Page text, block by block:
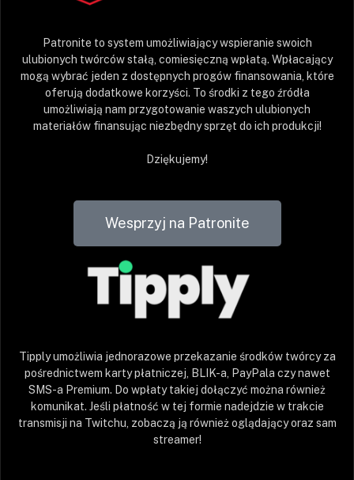
Patronite to system umożliwiający wspieranie swoich
ulubionych twórców stałą, comiesięczną wpłatą. Wpłacający
mogą wybrać jeden z dostępnych progów finansowania, które
oferują dodatkowe korzyści. To środki z tego źródła
umożliwiają nam przygotowanie waszych ulubionych
materiałów finansując niezbędny sprzęt do ich produkcji!
Dziękujemy!
Wesprzyj na Patronite
Tipply umożliwia jednorazowe przekazanie środków twórcy za
pośrednictwem karty płatniczej, BLIK-a, PayPala czy nawet
SMS-a Premium. Do wpłaty takiej dołączyć można również
komunikat. Jeśli płatność w tej formie nadejdzie w trakcie
transmisji na Twitchu, zobaczą ją również oglądający oraz sam
streamer!